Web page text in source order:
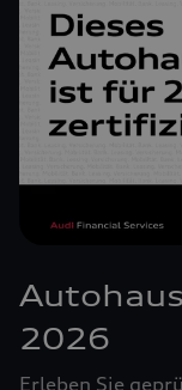
2026
Erleben Sie